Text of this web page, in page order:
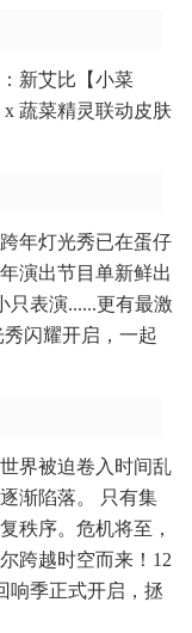
新艾比【小菜
蔬菜精灵联动皮肤
年灯光秀已在蛋仔
演出节目单新鲜出
只表演......更有最激
闪耀开启，一起
界被迫卷入时间乱
渐陷落。 只有集
秩序。危机将至，
跨越时空而来！12
响季正式开启，拯